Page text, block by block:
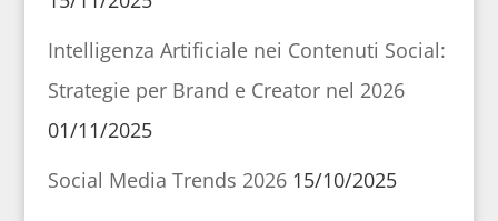
Intelligenza Artificiale nei Contenuti Social:
Strategie per Brand e Creator nel 2026
01/11/2025
Social Media Trends 2026 15/10/2025